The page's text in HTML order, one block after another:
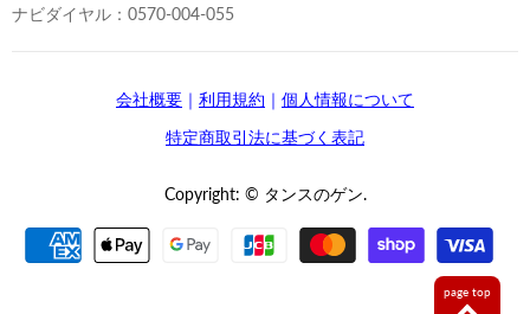
page top
い
い
い
い
ナビダイヤル：0570-004-055
会社概要 ｜ 利用規約 ｜ 個人情報について
特定商取引法に基づく表記
Copyright: © タンスのゲン.